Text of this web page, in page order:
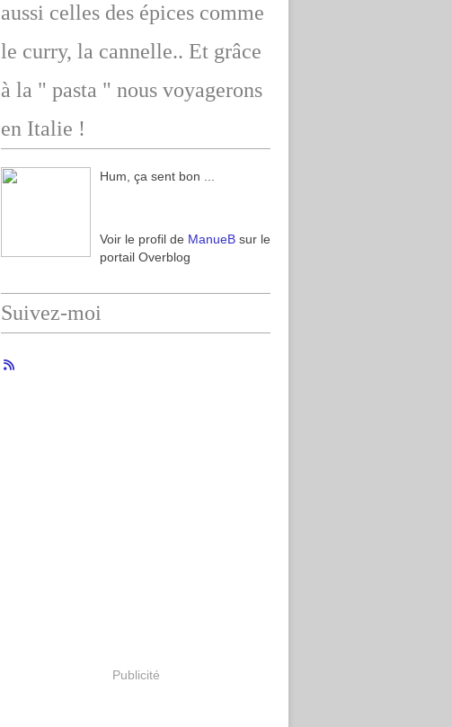
aussi celles des épices comme
le curry, la cannelle.. Et grâce
à la " pasta " nous voyagerons
en Italie !
Hum, ça sent bon ...
Voir le profil de ManueB sur le
portail Overblog
Suivez-moi
Publicité